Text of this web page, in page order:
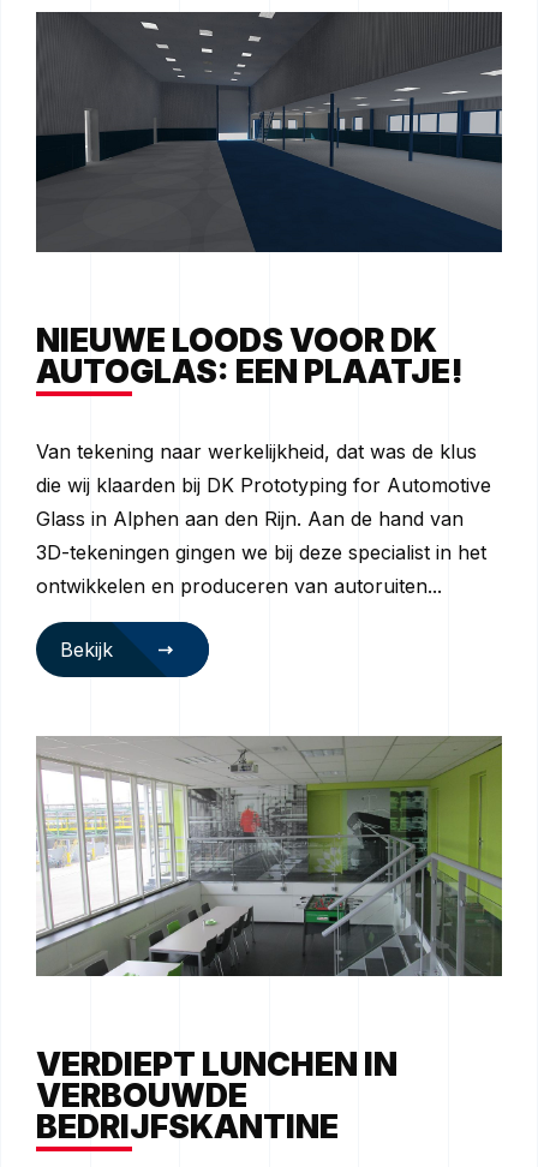
NIEUWE LOODS VOOR DK
AUTOGLAS: EEN PLAATJE!
Van tekening naar werkelijkheid, dat was de klus
die wij klaarden bij DK Prototyping for Automotive
Glass in Alphen aan den Rijn. Aan de hand van
3D-tekeningen gingen we bij deze specialist in het
ontwikkelen en produceren van autoruiten...
Bekijk
VERDIEPT LUNCHEN IN
VERBOUWDE
BEDRIJFSKANTINE